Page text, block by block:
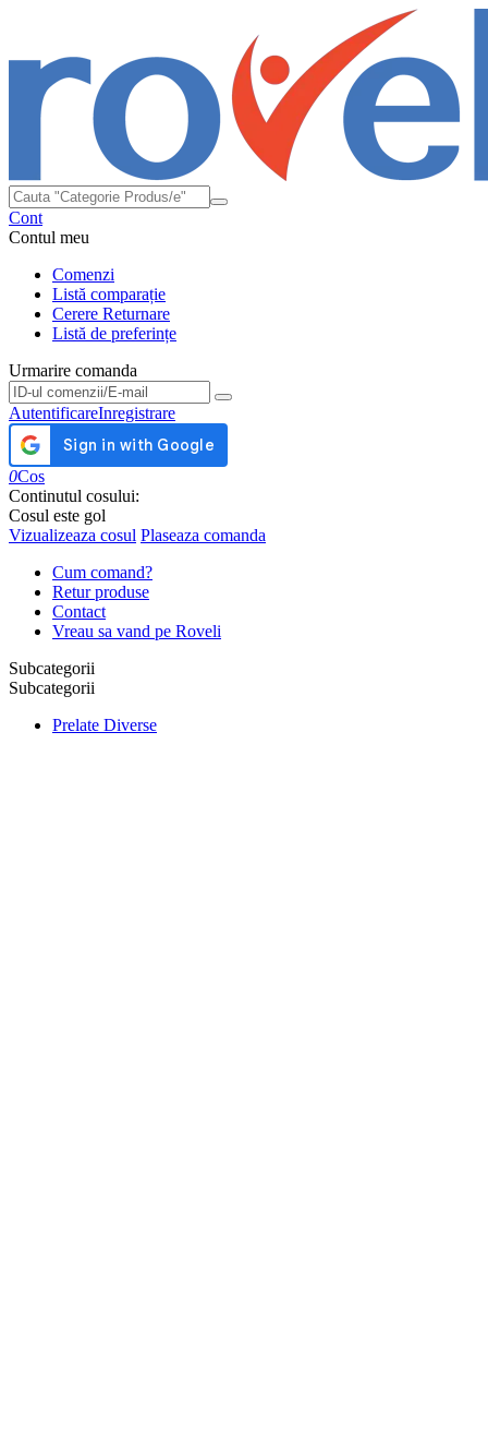
Cont
Contul meu
Comenzi
Listă comparație
Cerere Returnare
Listă de preferințe
Urmarire comanda
Urmarire comanda
AutentificareInregistrare
0Cos
Continutul cosului:
Cosul este gol
Vizualizeaza cosul Plaseaza comanda
Cum comand?
Retur produse
Contact
Vreau sa vand pe Roveli
Subcategorii
Subcategorii
Prelate Diverse